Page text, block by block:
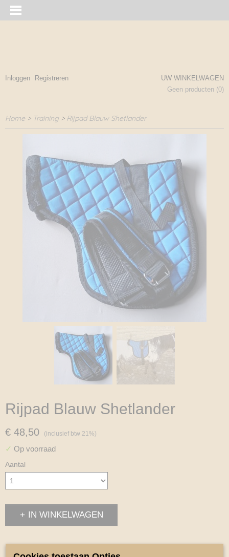
Inloggen Registreren
UW WINKELWAGEN
Geen producten (0)
Home > Training > Rijpad Blauw Shetlander
Rijpad Blauw Shetlander
€ 48,50 (inclusief btw 21%)
✓ Op voorraad
Aantal
IN WINKELWAGEN